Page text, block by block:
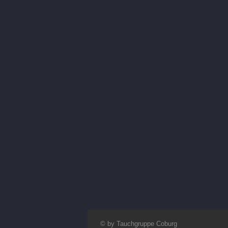
© by Tauchgruppe Coburg